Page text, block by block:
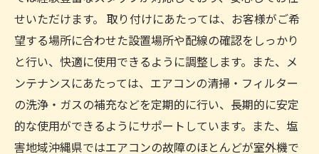
せいただけます。 取り付けにあたっては、お客様がご希
望する場所に合わせた設置場所や配線の確認をしっかり
と行い、快適に使用できるように調整します。また、メ
ンテナンスにあたっては、エアコンの清掃・フィルター
の洗浄・ガスの補充などを定期的に行い、長期的に安定
的な使用ができるようにサポートしています。また、塩
害地域沖縄県ではエアコンの故障のほとんどが室外機で